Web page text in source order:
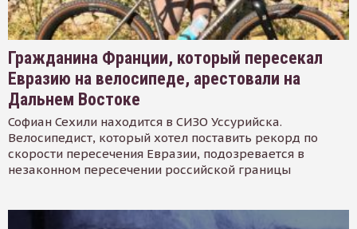
Гражданина Франции, который пересекал
Евразию на велосипеде, арестовали на
Дальнем Востоке
Софиан Сехили находится в СИЗО Уссурийска.
Велосипедист, который хотел поставить рекорд по
скорости пересечения Евразии, подозревается в
незаконном пересечении российской границы